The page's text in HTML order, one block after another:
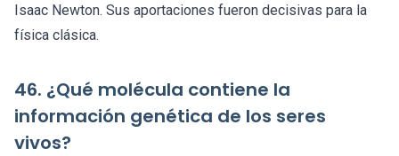
Isaac Newton. Sus aportaciones fueron decisivas para la
física clásica.
46. ¿Qué molécula contiene la
información genética de los seres
vivos?